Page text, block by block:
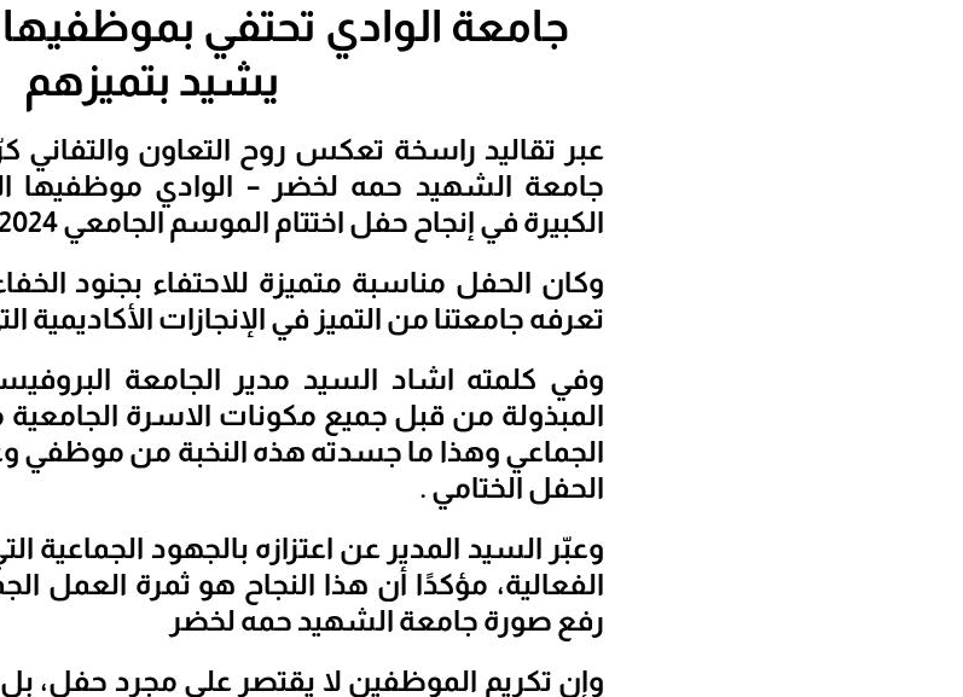
جامعة الوادي تحتفي بموظفيها
يشيد بتميزهم
جامعة الشهيد حمه لخضر – الوادي موظفيها
الكبيرة في إنجاح حفل اختتام الموسم الجامعي 2024-2025.
وكان الحفل مناسبة متميزة للاحتفاء بجنود
تعرفه جامعتنا من التميز في الإنجازات الأكاديمية
وفي كلمته اشاد السيد مدير الجامعة
المبذولة من قبل جميع مكونات الاسرة الجامعية
الجماعي وهذا ما جسدته هذه النخبة من موظفي
الحفل الختامي .
وعبّر السيد المدير عن اعتزازه بالجهود
الفعالية، مؤكدًا أن هذا النجاح هو ثمرة العمل
رفع صورة جامعة الشهيد حمه لخضر
وإن تكريم الموظفين لا يقتصر على مجرد حفل،